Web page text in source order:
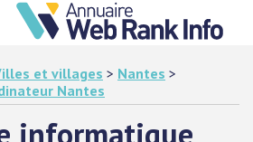
et villages > Nantes >
Nantes
informatique